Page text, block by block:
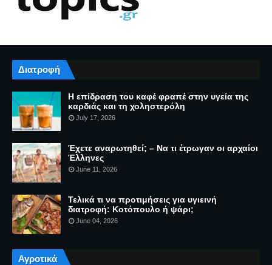
Διατροφή
Η επίδραση του καφέ φραπέ στην υγεία της
καρδιάς και τη χοληστερόλη
July 17, 2026
Έχετε αναρωτηθεί; – Να τι έτρωγαν οι αρχαίοι
Έλληνες
June 11, 2026
Τελικά τι να προτιμήσεις για υγιεινή
διατροφή: Κοτόπουλο ή ψάρι;
June 04, 2026
Αγροτικά